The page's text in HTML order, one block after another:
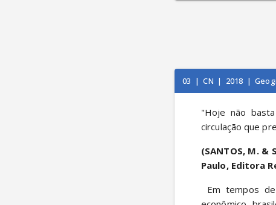
03 | CN | 2018 |
"Hoje não
circulação que
(SANTOS, M. &
Paulo, Editora